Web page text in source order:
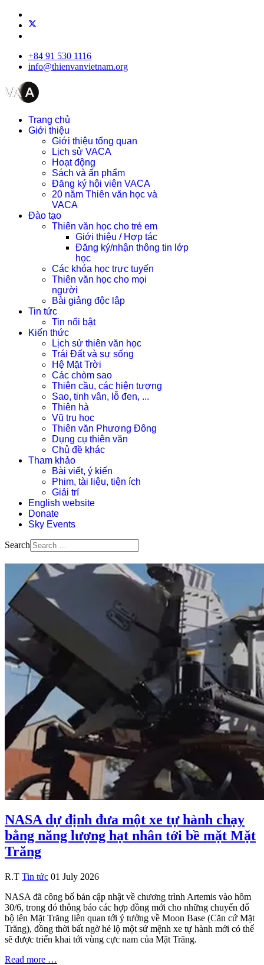
+84 91 530 1116
info@thienvanvietnam.org
Trang chủ
Giới thiệu
Giới thiệu tổng quan
Lịch sử VACA
Hoạt động
Sách và ấn phẩm
Đăng ký hội viên VACA
20 năm Thiên văn học và
VACA
Đào tạo
Thiên văn học cho trẻ em
Giới thiệu / Hợp tác
Đăng ký/nhận thông tin lớp
học
Các khóa học trực tuyến
Thiên văn học cho mọi
người
Bài giảng độc lập
Tin tức
Tin nổi bật
Kiến thức
Lịch sử thiên văn học
Trái Đất và sự sống
Hệ Mặt Trời
Các chòm sao
Thiên cầu, các hiện tượng
Sao, tinh vân, lỗ đen, ...
Thiên hà
Vũ trụ học
Thiên văn Phương Đông
Dụng cụ thiên văn
Chủ đề khác
Tham khảo
Bài viết, ý kiến
Phim, tài liệu, tiện ích
Giải trí
English website
Donate
Sky Events
Search
NASA dự định đưa một xe tự hành chạy
bằng năng lượng hạt nhân tới bề mặt Mặt
Trăng
R.T Tin tức 01 July 2026
NASA đã công bố bản cập nhật về chương trình Artemis vào hôm
30/6, trong đó thông báo các hợp đồng mới cho những chuyến đổ
bộ lên Mặt Trăng liên quan tới ý tưởng về Moon Base (Căn cứ Mặt
Trăng), đồng thời bất ngờ hé lộ một sứ mệnh xe tự hành mới có thể
sẽ được triển khai tới vùng cực nam của Mặt Trăng.
Read more …